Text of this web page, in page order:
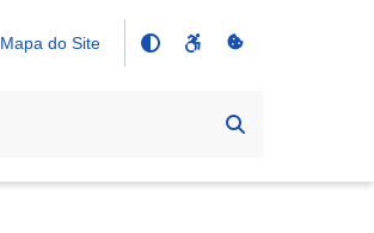
Mapa do Site